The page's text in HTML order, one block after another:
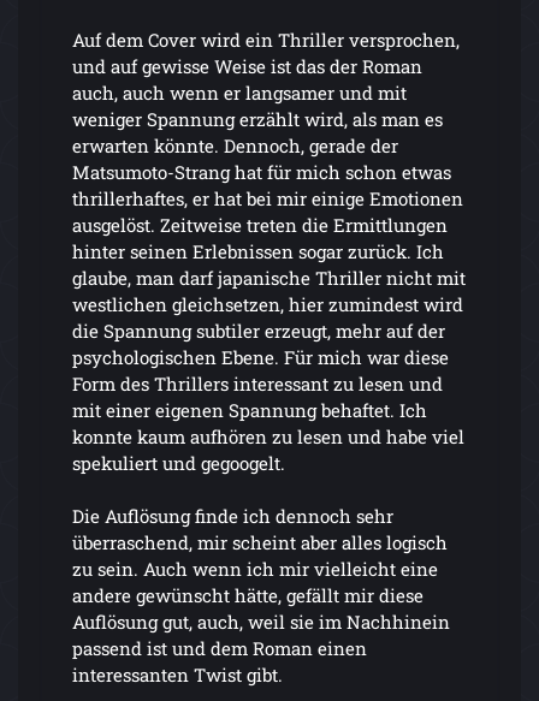
Auf dem Cover wird ein Thriller versprochen,
und auf gewisse Weise ist das der Roman
auch, auch wenn er langsamer und mit
weniger Spannung erzählt wird, als man es
erwarten könnte. Dennoch, gerade der
Matsumoto-Strang hat für mich schon etwas
thrillerhaftes, er hat bei mir einige Emotionen
ausgelöst. Zeitweise treten die Ermittlungen
hinter seinen Erlebnissen sogar zurück. Ich
glaube, man darf japanische Thriller nicht mit
westlichen gleichsetzen, hier zumindest wird
die Spannung subtiler erzeugt, mehr auf der
psychologischen Ebene. Für mich war diese
Form des Thrillers interessant zu lesen und
mit einer eigenen Spannung behaftet. Ich
konnte kaum aufhören zu lesen und habe viel
spekuliert und gegoogelt.
Die Auflösung finde ich dennoch sehr
überraschend, mir scheint aber alles logisch
zu sein. Auch wenn ich mir vielleicht eine
andere gewünscht hätte, gefällt mir diese
Auflösung gut, auch, weil sie im Nachhinein
passend ist und dem Roman einen
interessanten Twist gibt.